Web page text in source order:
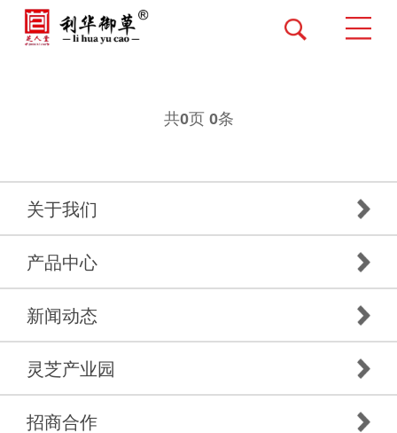
共0页 0条
关于我们
产品中心
新闻动态
灵芝产业园
招商合作